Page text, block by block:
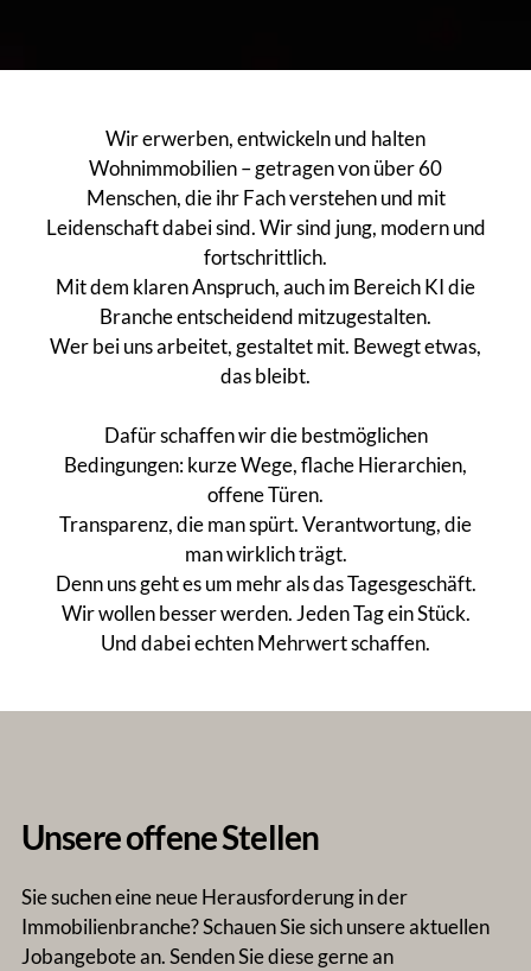
Wir erwerben, entwickeln und halten
Wohnimmobilien – getragen von über 60
Menschen, die ihr Fach verstehen und mit
Leidenschaft dabei sind. Wir sind jung, modern und
fortschrittlich.
Mit dem klaren Anspruch, auch im Bereich KI die
Branche entscheidend mitzugestalten.
Wer bei uns arbeitet, gestaltet mit. Bewegt etwas,
das bleibt.
Dafür schaffen wir die bestmöglichen
Bedingungen: kurze Wege, flache Hierarchien,
offene Türen.
Transparenz, die man spürt. Verantwortung, die
man wirklich trägt.
Denn uns geht es um mehr als das Tagesgeschäft.
Wir wollen besser werden. Jeden Tag ein Stück.
Und dabei echten Mehrwert schaffen.
Unsere offene Stellen
Sie suchen eine neue Herausforderung in der
Immobilienbranche? Schauen Sie sich unsere aktuellen
Jobangebote an. Senden Sie diese gerne an